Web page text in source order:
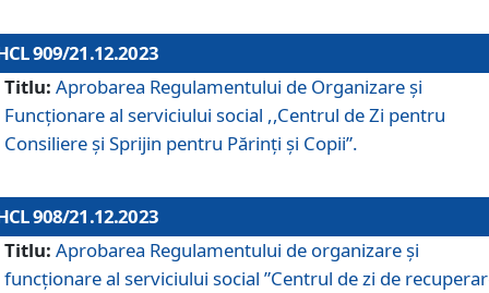
909/21.12.2023
Titlu: Aprobarea Regulamentului de Organizare și
Funcționare al serviciului social ,,Centrul de Zi pentru
Consiliere şi Sprijin pentru Părinţi şi Copii”.
908/21.12.2023
Titlu: Aprobarea Regulamentului de organizare şi
funcţionare al serviciului social ”Centrul de zi de